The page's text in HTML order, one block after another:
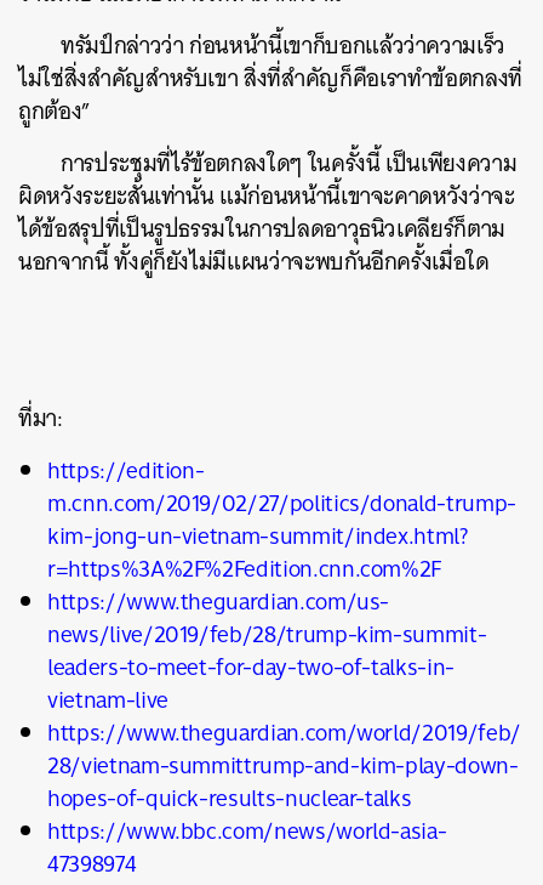
ทรัมป์กล่าวว่า ก่อนหน้านี้เขาก็บอกแล้วว่าความเร็ว
ไม่ใช่สิ่งสำคัญสำหรับเขา สิ่งที่สำคัญก็คือเราทำข้อตกลงที่
ถูกต้อง”
การประชุมที่ไร้ข้อตกลงใดๆ ในครั้งนี้ เป็นเพียงความ
ผิดหวังระยะสั้นเท่านั้น แม้ก่อนหน้านี้เขาจะคาดหวังว่าจะ
ได้ข้อสรุปที่เป็นรูปธรรมในการปลดอาวุธนิวเคลียร์ก็ตาม
นอกจากนี้ ทั้งคู่ก็ยังไม่มีแผนว่าจะพบกันอีกครั้งเมื่อใด
ที่มา:
https://edition-
m.cnn.com/2019/02/27/politics/donald-trump-
kim-jong-un-vietnam-summit/index.html?
r=https%3A%2F%2Fedition.cnn.com%2F
https://www.theguardian.com/us-
news/live/2019/feb/28/trump-kim-summit-
leaders-to-meet-for-day-two-of-talks-in-
vietnam-live
https://www.theguardian.com/world/2019/feb/
28/vietnam-summittrump-and-kim-play-down-
hopes-of-quick-results-nuclear-talks
https://www.bbc.com/news/world-asia-
47398974